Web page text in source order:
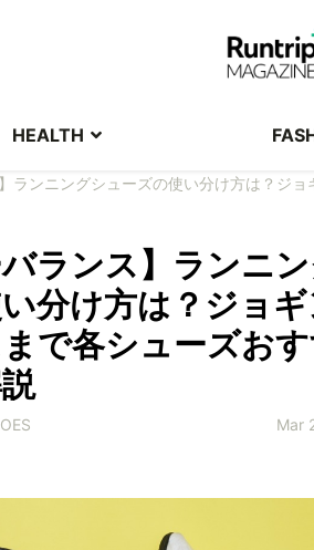
HEALTH
ランニングシューズの使い分け方は？ジ
バランス】ランニ
分け方は？ジョ
で各シューズお
Mar